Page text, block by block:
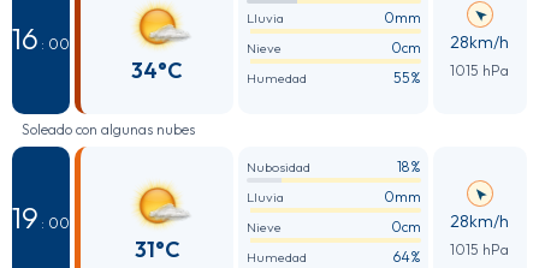
16 : 00
34°C
Lluvia 0mm
Nieve 0cm
Humedad 55%
28km/h
1015 hPa
Soleado con algunas nubes
19 : 00
31°C
Nubosidad 18%
Lluvia 0mm
Nieve 0cm
Humedad 64%
28km/h
1015 hPa